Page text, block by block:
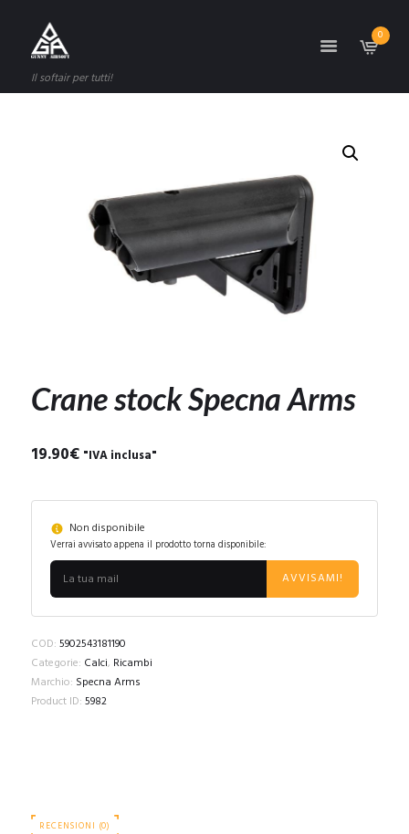
Il softair per tutti!
0
Crane stock Specna Arms
19.90€ "IVA inclusa"
Non disponibile
Verrai avvisato appena il prodotto torna disponibile:
AVVISAMI!
COD: 5902543181190
Categorie: Calci, Ricambi
Marchio: Specna Arms
Product ID: 5982
RECENSIONI (0)